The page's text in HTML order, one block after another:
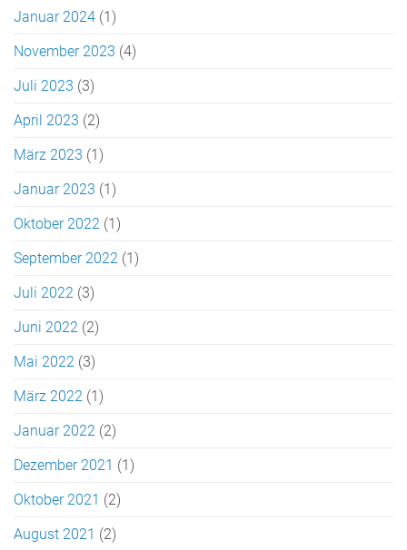
Januar 2024 (1)
November 2023 (4)
Juli 2023 (3)
April 2023 (2)
März 2023 (1)
Januar 2023 (1)
Oktober 2022 (1)
September 2022 (1)
Juli 2022 (3)
Juni 2022 (2)
Mai 2022 (3)
März 2022 (1)
Januar 2022 (2)
Dezember 2021 (1)
Oktober 2021 (2)
August 2021 (2)